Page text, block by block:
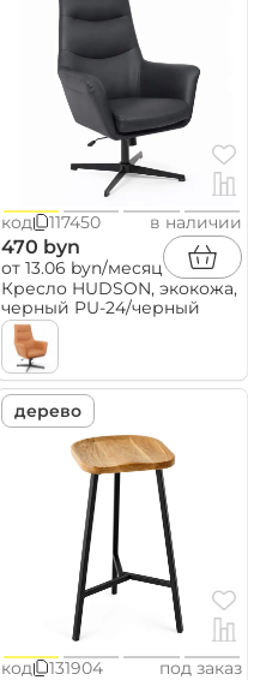
код 117450 в наличии
470 byn
от 13.06 byn/месяц
Кресло HUDSON, экокожа,
черный PU-24/черный
дерево
код 131904 под заказ